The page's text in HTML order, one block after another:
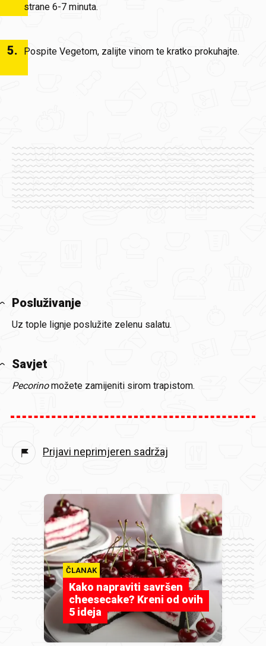
strane 6-7 minuta.
5. Pospite Vegetom, zalijte vinom te kratko prokuhajte.
Posluživanje
Uz tople lignje poslužite zelenu salatu.
Savjet
Pecorinomožete zamijeniti sirom trapistom.
Prijavi neprimjeren sadržaj
ČLANAK
Kako napraviti savršen
cheesecake? Kreni od ovih
5 ideja